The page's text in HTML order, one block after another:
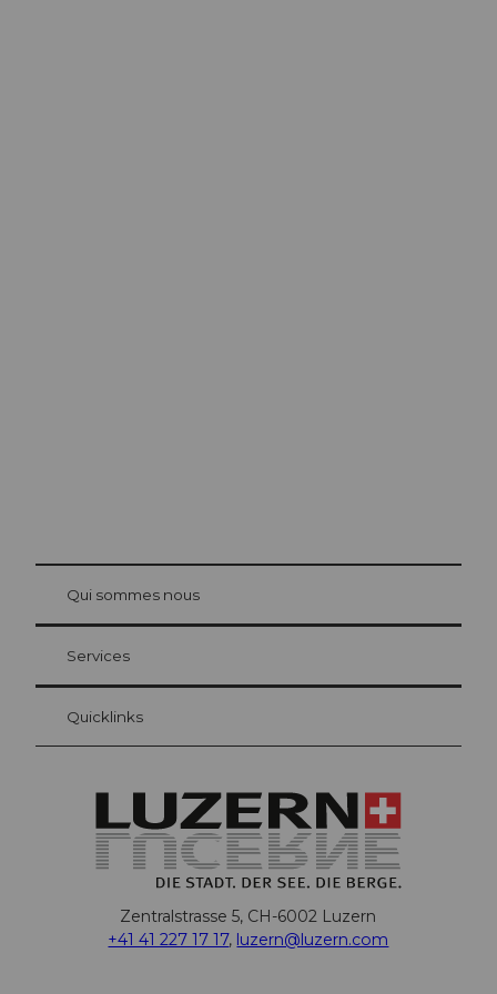
Carte d’hôte Lucerne
Vos avantages en tant qu'hôte pour la nuit
at Bre
Qui sommes nous
Services
Quicklinks
Zentralstrasse 5, CH-6002 Luzern
+41 41 227 17 17, luzern@luzern.com